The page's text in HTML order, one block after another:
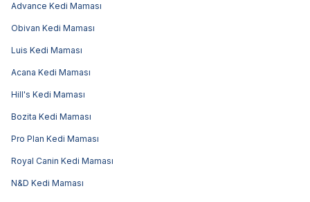
Advance Kedi Maması
Obivan Kedi Maması
Luis Kedi Maması
Acana Kedi Maması
Hill's Kedi Maması
Bozita Kedi Maması
Pro Plan Kedi Maması
Royal Canin Kedi Maması
N&D Kedi Maması